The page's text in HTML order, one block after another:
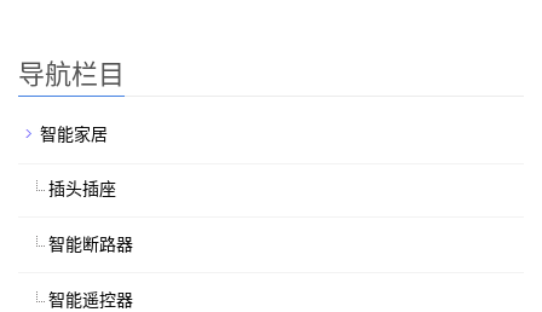
导航栏目
智能家居
插头插座
智能断路器
智能遥控器